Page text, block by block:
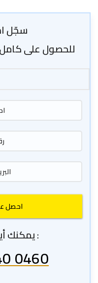
سجّل
للحصول على
يمكنك أيضاً الاتصال على :
0460